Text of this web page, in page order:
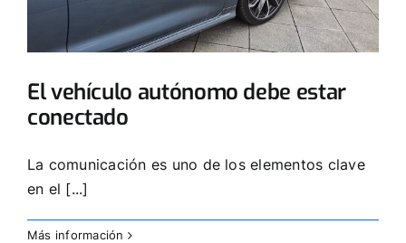
El vehículo autónomo debe estar
conectado
La comunicación es uno de los elementos clave
en el [...]
Más información